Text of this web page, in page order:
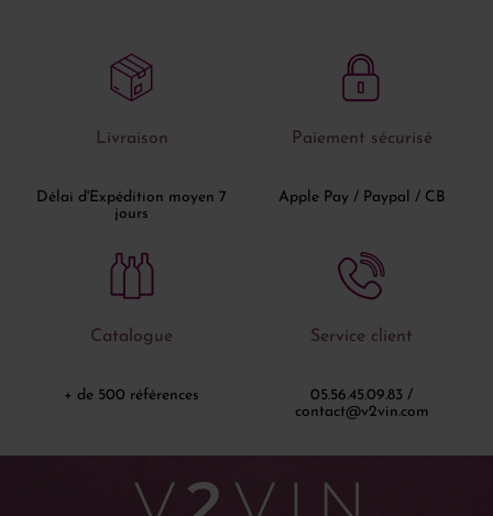
Livraison
Délai d'Expédition moyen 7
jours
Paiement sécurisé
Apple Pay / Paypal / CB
Catalogue
+ de 500 références
Service client
05.56.45.09.83 /
contact@v2vin.com